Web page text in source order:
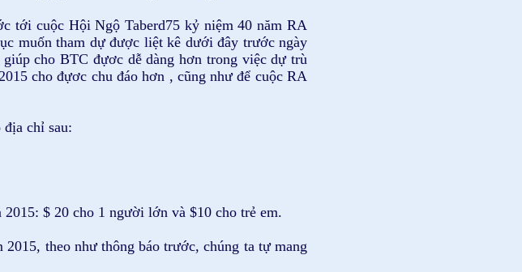
tới cuộc Hội Ngộ Taberd75 kỷ niệm 40 năm RA
muốn tham dự được liệt kê dưới đây trước ngày
cho BTC đựơc dễ dàng hơn trong việc dự trù
cho đựơc chu đáo hơn , cũng như để cuộc RA
chỉ sau:
$ 20 cho 1 người lớn và $10 cho trẻ em.
theo như thông báo trước, chúng ta tự mang